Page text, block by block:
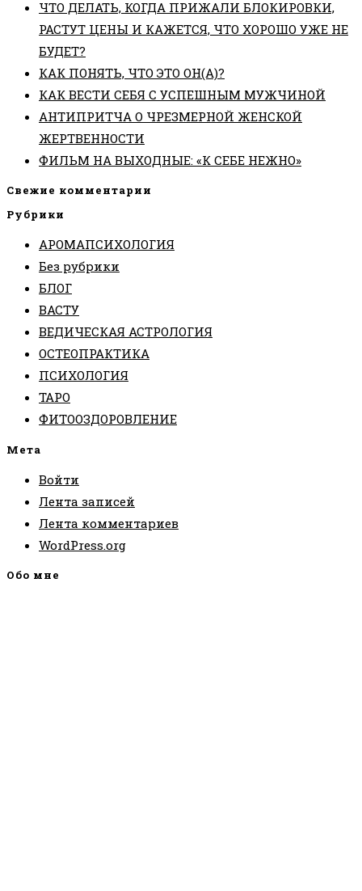
ЧТО ДЕЛАТЬ, КОГДА ПРИЖАЛИ БЛОКИРОВКИ,
РАСТУТ ЦЕНЫ И КАЖЕТСЯ, ЧТО ХОРОШО УЖЕ НЕ
БУДЕТ?
КАК ПОНЯТЬ, ЧТО ЭТО ОН(А)?
КАК ВЕСТИ СЕБЯ С УСПЕШНЫМ МУЖЧИНОЙ
АНТИПРИТЧА О ЧРЕЗМЕРНОЙ ЖЕНСКОЙ
ЖЕРТВЕННОСТИ
ФИЛЬМ НА ВЫХОДНЫЕ: «К СЕБЕ НЕЖНО»
Свежие комментарии
Рубрики
АРОМАПСИХОЛОГИЯ
Без рубрики
БЛОГ
ВАСТУ
ВЕДИЧЕСКАЯ АСТРОЛОГИЯ
ОСТЕОПРАКТИКА
ПСИХОЛОГИЯ
ТАРО
ФИТООЗДОРОВЛЕНИЕ
Мета
Войти
Лента записей
Лента комментариев
WordPress.org
Обо мне